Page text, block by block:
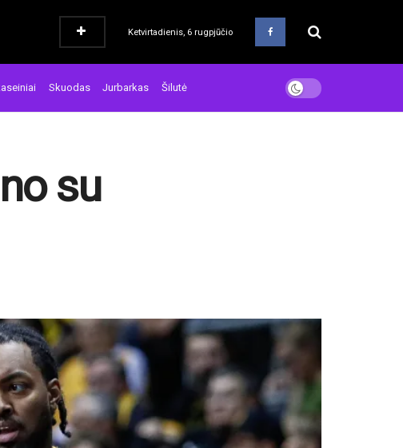
Ketvirtadienis, 6 rugpjūčio
Skuodas Jurbarkas Šilutė
su